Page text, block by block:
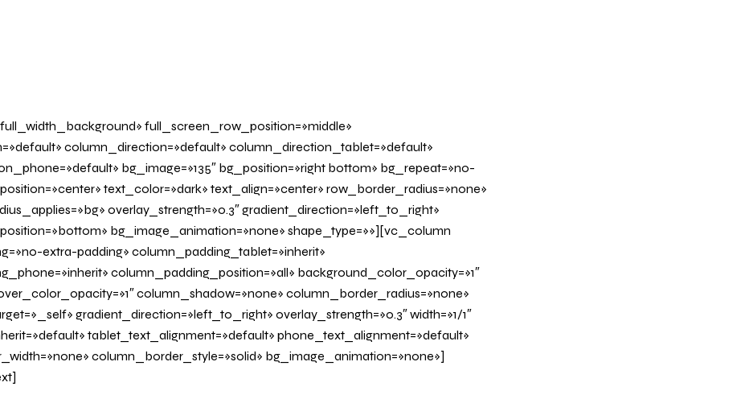
full_screen_row_position=»middle»
column_direction=»default» column_direction_tablet=»default»
bg_image=»135″ bg_position=»right bottom» bg_repeat=»no-
text_color=»dark» text_align=»center» row_border_radius=»none»
overlay_strength=»0.3″ gradient_direction=»left_to_right»
bg_image_animation=»none» shape_type=»»][vc_column
extra-padding» column_padding_tablet=»inherit»
column_padding_position=»all» background_color_opacity=»1″
column_shadow=»none» column_border_radius=»none»
gradient_direction=»left_to_right» overlay_strength=»0.3″ width=»1/1″
tablet_text_alignment=»default» phone_text_alignment=»default»
column_border_style=»solid» bg_image_animation=»none»]